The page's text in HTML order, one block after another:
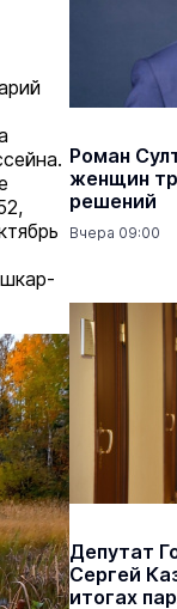
Роман
женщин
решений
Вчера 09:00
Депутат
Сергей
итогах